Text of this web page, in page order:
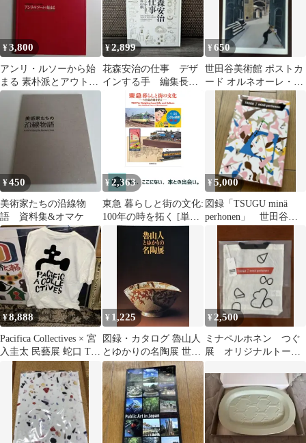
¥3,800
アンリ・ルソーから始
まる 素朴派とアウトサ
イダーの世界 世田谷
美術館
¥2,899
花森安治の仕事 デザ
インする手 編集長の
眼 世田谷美術館
2017年
¥650
世田谷美術館 ポストカ
ード オルネオーレ・メ
テルリ 楽器と猫
¥450
美術家たちの沿線物
語 資料集&オマケ
¥2,363
東急 暮らしと街の文化:
100年の時を拓く [単行
本] 世田谷美術館
¥5,000
図録「TSUGU minä
perhonen」 世田谷美
¥8,888
Pacifica Collectives × 宮
入圭太 民藝展 蛇口 Tシ
ャツ
¥ 1,225
図録・カタログ 魯山人
とゆかりの名陶展 世田
谷美術館 1996
¥2,500
ミナペルホネン つぐ
展 オリジナルトート
ド、ポスター付き）